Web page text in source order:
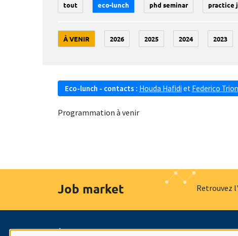
tout eco-lunch phd seminar practice
À VENIR 2026 2025 2024 2023
Eco-lunch - contacts : Houda Hafidi et Federico
Programmation à venir
Job market Retrouvez
À propos Nos engagements Hommage à